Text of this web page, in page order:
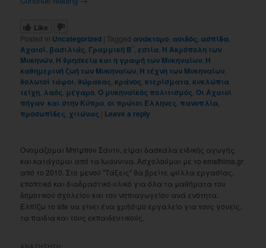
Like
Posted in Uncategorized | Tagged ανάκτορο αοιδός ασπίδα
Αχαιοί βασιλιάς Γραμμική Β΄ εστία Η Ακρόπολη των
Μυκηνών Η θρησκεία και η γραφή των Μυκηναίων Η
καθημερινή ζωή των Μυκηναίων Η τέχνη των Μυκηναίων
θολωτοί τάφοι θώρακας κράνος κτερίσματα κυκλώπια
τείχη λαός μέγαρο ,Ο μυκηναϊκός πολιτισμός ,Οι Αχαιοί
πήγαν και στην Κύπρο ,οι πρώτοι Έλληνες πανοπλία
προσωπίδες χιτώνας | Leave a reply
Ονομάζομαι Μπίμπου Σάντυ, είμαι δασκάλα ειδικής αγωγής
και κατάγομαι από τα Ιωάννινα. Ασχολούμαι με το emathima.gr
από το 2010. Στο μενού "Τάξεις" θα βρείτε φύλλα εργασίας,
εποπτικό και διαδραστικό υλικό για όλα τα μαθήματα του
δημοτικού σχολείου και του νηπιαγωγείου ανά ενότητα.
Ελπίζω το site να γίνει ένα χρήσιμο εργαλείο για τους γονείς,
τα παιδιά και τους εκπαιδευτικούς.